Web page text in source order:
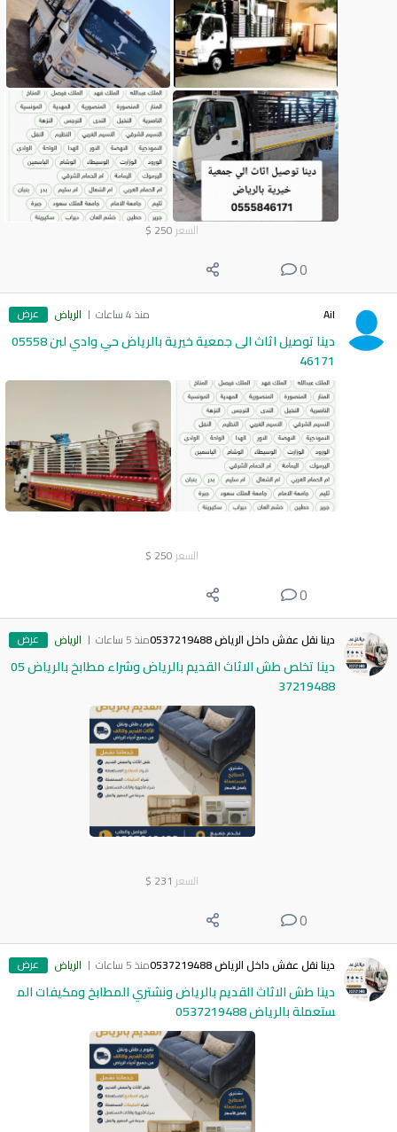
السعر 250
$
0
Ail منذ 4 ساعات الرياض عرض
دينا توصيل اثاث الى جمعية خيرية بالرياض حي وادي لبن 05558
46171
السعر 250
$
0
دينا نقل عفش داخل الرياض 0537219488 منذ 5 ساعات الرياض عرض
دينا تخلص طش الاثاث القديم بالرياض وشراء مطابخ بالرياض 05
37219488
السعر 231
$
0
دينا نقل عفش داخل الرياض 0537219488 منذ 5 ساعات الرياض عرض
دينا طش الاثاث القديم بالرياض ونشتري المطابخ ومكيفات الم
ستعملة بالرياض 0537219488